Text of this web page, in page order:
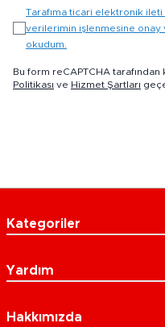
Tarafıma ticari elektronik
verilerimin işlenmesine onay
okudum.
Bu form reCAPTCHA tarafından
Politikası ve Hizmet Şartları
Kategoriler
Yardım
Hakkımızda